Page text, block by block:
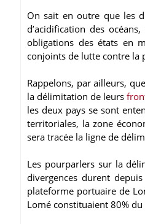
On sait en outre que les
d’acidification des
obligations des états en
conjoints de lutte contre la
Rappelons, par ailleurs,
la délimitation de leurs
les deux pays se sont
territoriales, la zone
sera tracée la ligne de
Les pourparlers sur la
divergences durent
plateforme portuaire de
Lomé constituaient 80%